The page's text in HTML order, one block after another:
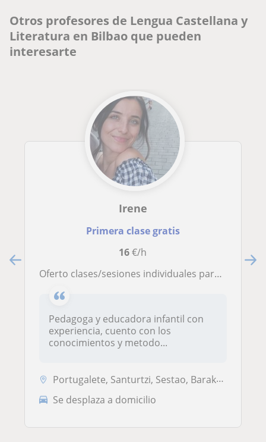
Otros profesores de Lengua Castellana y
Literatura en Bilbao que pueden
interesarte
Irene
Primera clase gratis
16€/h
Oferto clases/sesiones individuales para alumnado con algún tipo de necesidad educativa especial
Pedagoga y educadora infantil con
experiencia, cuento con los
conocimientos y metodo...
Portugalete, Santurtzi, Sestao, Barakaldo, Bilbao, Getxo
Se desplaza a domicilio